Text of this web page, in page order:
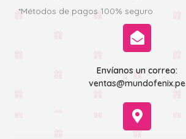
*Métodos de pagos 100% seguro
Envíanos un correo:
ventas@mundofenix.pe